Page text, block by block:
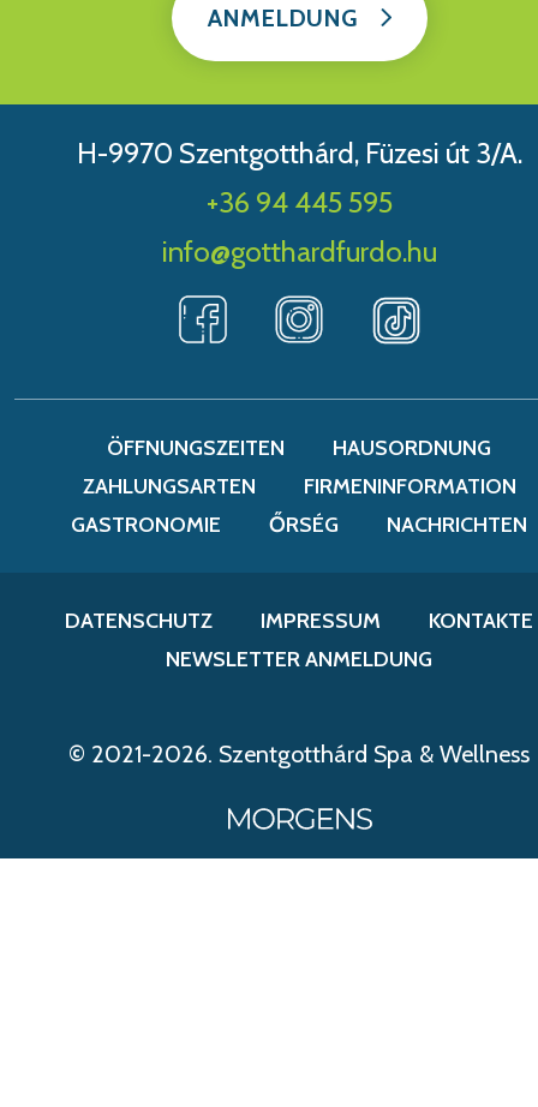
ANMELDUNG
H-9970 Szentgotthárd, Füzesi út 3/A.
+36 94 445 595
info@gotthardfurdo.hu
ÖFFNUNGSZEITEN
HAUSORDNUNG
ZAHLUNGSARTEN
FIRMENINFORMATION
GASTRONOMIE
ŐRSÉG NACHRICHTEN
DATENSCHUTZ IMPRESSUM
KONTAKTE
NEWSLETTER ANMELDUNG
© 2021-2026. Szentgotthárd Spa & Wellness